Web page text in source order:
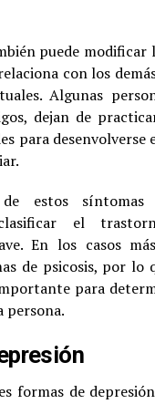
puede modificar
con los
Algunas
dejan de
para desenvolverse
de estos
el
En los casos
de psicosis, por lo
para
persona.
formas de